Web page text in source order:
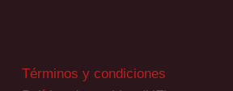
Términos y condiciones